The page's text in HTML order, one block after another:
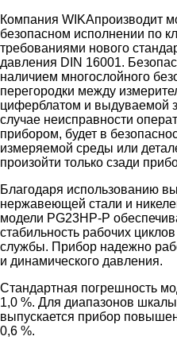
Компания WIKAпроизводит
безопасном исполнении по
требованиями нового
давления DIN 16001.
наличием многослойного
перегородки между
циферблатом и выдуваемой
случае неисправности
прибором, будет в
измеряемой среды или
произойти только сзади
Благодаря использованию
нержавеющей стали и
модели PG23HP-P
стабильность рабочих
службы. Прибор надежно
и динамического давления.
Стандартная погрешность
1,0 %. Для диапазонов
выпускается прибор
0,6 %.